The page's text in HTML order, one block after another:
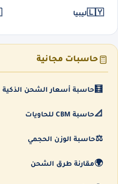
🇱🇾ليبيا
حاسبات مجانية
🧮 حاسبة أسعار الشحن الذكية
📐حاسبة CBM للحاويات
⚖️حاسبة الوزن الحجمي
🌍مقارنة طرق الشحن